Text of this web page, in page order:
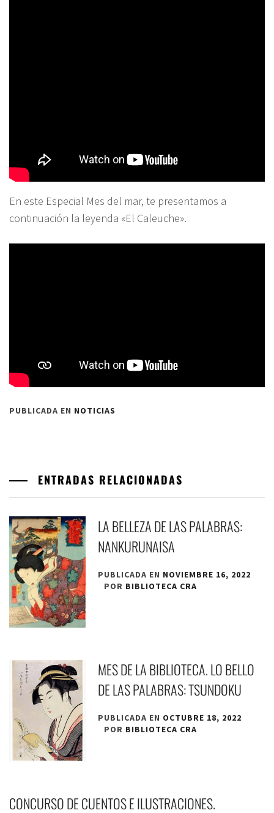
En este Especial Mes del mar, te presentamos a
continuación la leyenda «El Caleuche».
PUBLICADA EN NOTICIAS
ENTRADAS RELACIONADAS
LA BELLEZA DE LAS PALABRAS:
NANKURUNAISA
PUBLICADA EN NOVIEMBRE 16, 2022
POR BIBLIOTECA CRA
MES DE LA BIBLIOTECA. LO BELLO
DE LAS PALABRAS: TSUNDOKU
PUBLICADA EN OCTUBRE 18, 2022
POR BIBLIOTECA CRA
CONCURSO DE CUENTOS E ILUSTRACIONES.